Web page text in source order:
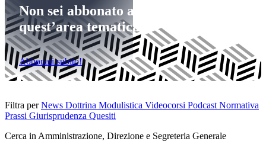
Non sei abbonato a
quest’area tematica
Abbonati subito!
Filtra per News Dottrina Modulistica Videocorsi Podcast Normativa
Prassi Giurisprudenza Quesiti
Cerca in Amministrazione, Direzione e Segreteria Generale